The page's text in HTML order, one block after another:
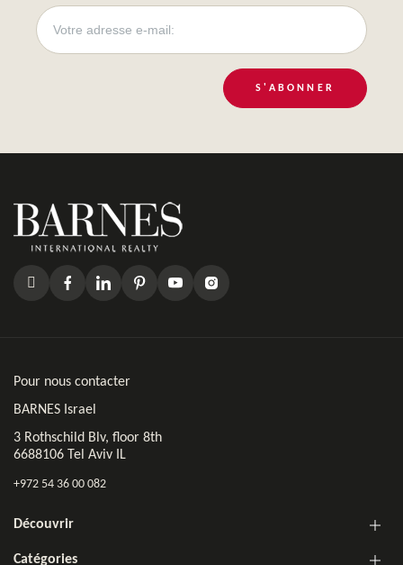
S'ABONNER
Pour nous contacter
BARNES Israel
3 Rothschild Blv, floor 8th
6688106 Tel Aviv IL
+972 54 36 00 082
Découvrir
Catégories